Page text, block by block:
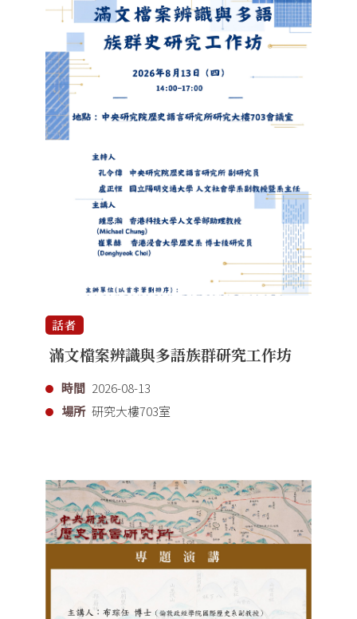
話者
滿文檔案辨識與多語族群研究工作坊
時間 2026-08-13
場所 研究大樓703室